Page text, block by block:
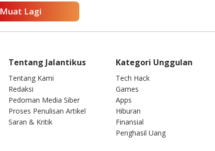
Muat Lagi
Tentang Jalantikus
Tentang Kami
Redaksi
Pedoman Media Siber
Proses Penulisan Artikel
Saran & Kritik
Kategori Unggulan
Tech Hack
Games
Apps
Hiburan
Finansial
Penghasil Uang